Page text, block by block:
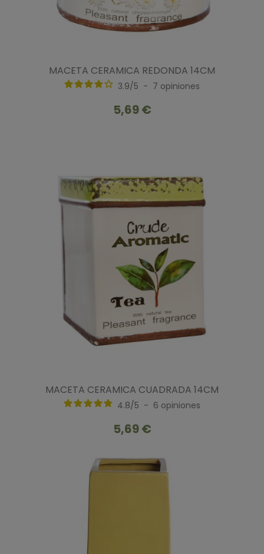
MACETA CERAMICA REDONDA 14CM
3.9/5 - 7 opiniones
5,69 €
MACETA CERAMICA CUADRADA 14CM
4.8/5 - 6 opiniones
5,69 €